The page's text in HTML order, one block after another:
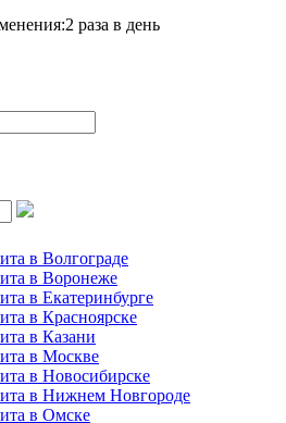
2 раза в день
в Волгограде
в Воронеже
в Екатеринбурге
в Красноярске
в Казани
в Москве
в Новосибирске
в Нижнем Новгороде
в Омске